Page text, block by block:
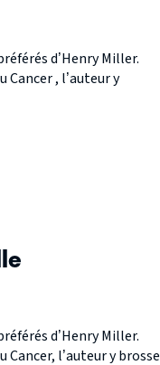
d’Henry Miller.
, l’auteur y
d’Henry Miller.
l’auteur y brosse